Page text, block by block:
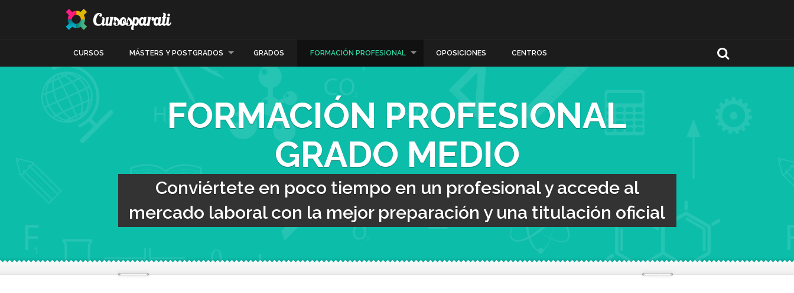
CURSOS MÁSTERS Y POSTGRADOS GRADOS FORMACIÓN PROFESIONAL OPOSICIONES CENTROS
FORMACIÓN PROFESIONAL
GRADO MEDIO
Conviértete en poco tiempo en un profesional y accede al
mercado laboral con la mejor preparación y una titulación oficial